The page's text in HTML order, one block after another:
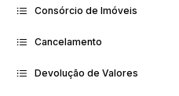
Consórcio de Imóveis
Cancelamento
Devolução de Valores